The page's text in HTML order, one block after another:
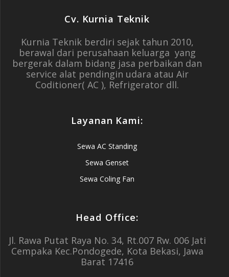
Cv. Kurnia Teknik
Kurnia Teknik berdiri sejak tahun 2010,
berawal dari perusahaan keluarga yang
bergerak dalam bidang jasa perbaikan dan
service alat pendingin udara atau Air
Coditioner( AC ), Refrigerator dll.
Layanan Kami:
Sewa AC Standing
Sewa Genset
Sewa Coling Fan
Head Office:
Jl. Rawa Putat Raya No. 34, Rt.007 Rw. 006 Jati
Cempaka Kec.Pondogede, Kota Bekasi, Jawa
Barat 17416